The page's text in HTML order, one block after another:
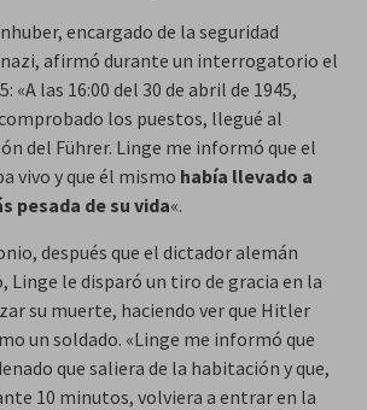
encargado de la seguridad
afirmó durante un interrogatorio el
«A las 16:00 del 30 de abril de 1945,
los puestos, llegué al
del Führer. Linge me informó que el
vivo y que él mismo había llevado a
pesada de su vida«.
después que el dictador alemán
Linge le disparó un tiro de gracia en la
su muerte, haciendo ver que Hitler
un soldado. «Linge me informó que
que saliera de la habitación y que,
10 minutos, volviera a entrar en la